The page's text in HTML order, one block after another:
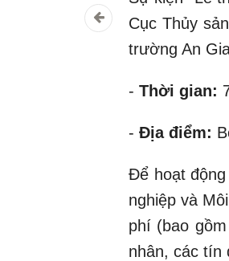
Cục Thủy
trường An
- Thời gian:
- Địa điểm:
Để hoạt
nghiệp và
phí (bao
nhân, các tín